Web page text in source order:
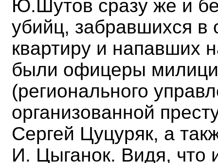
Ю.Шутов сразу же и
убийц, забравшихся в
квартиру и напавших
были офицеры
(регионального
организованной
Сергей Цуцуряк, а
И. Цыганок. Видя, что